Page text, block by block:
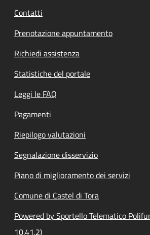
Contatti
Prenotazione appuntamento
Richiedi assistenza
Statistiche del portale
Leggi le FAQ
Pagamenti
Riepilogo valutazioni
Segnalazione disservizio
Piano di miglioramento dei servizi
Comune di Castel di Tora
Powered by Sportello Telematico
10.41.2)